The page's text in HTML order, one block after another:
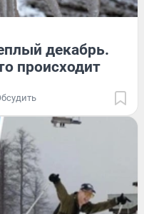
декабрь.
происходит